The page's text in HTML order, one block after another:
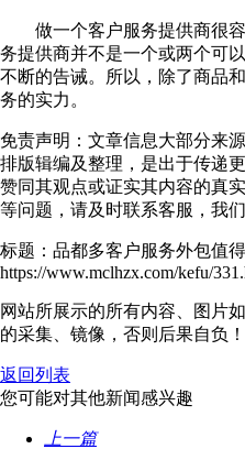
做一个客户服务提供商很容
务提供商并不是一个或两个可
不断的告诫。所以，除了商品
务的实力。
免责声明：文章信息大部分来
排版辑编及整理，是出于传递
赞同其观点或证实其内容的真
等问题，请及时联系客服，我
标题：品都多客户服务外包值
https://www.mclhzx.com/kefu/
网站所展示的所有内容、图片
的采集、镜像，否则后果自负！
返回列表
您可能对其他新闻感兴趣
上一篇